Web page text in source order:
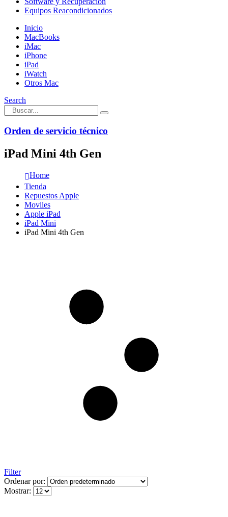
Equipos Reacondicionados
Inicio
MacBooks
iMac
iPhone
iPad
iWatch
Otros Mac
Search
Orden de servicio técnico
iPad Mini 4th Gen
Home
Tienda
Repuestos Apple
Moviles
Apple iPad
iPad Mini
iPad Mini 4th Gen
Filter
Ordenar por:
Mostrar: